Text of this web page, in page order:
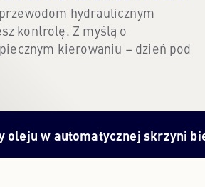
hydraulicznym
kontrolę. Z myślą o
kierowaniu – dzień pod
skrzyni biegów?